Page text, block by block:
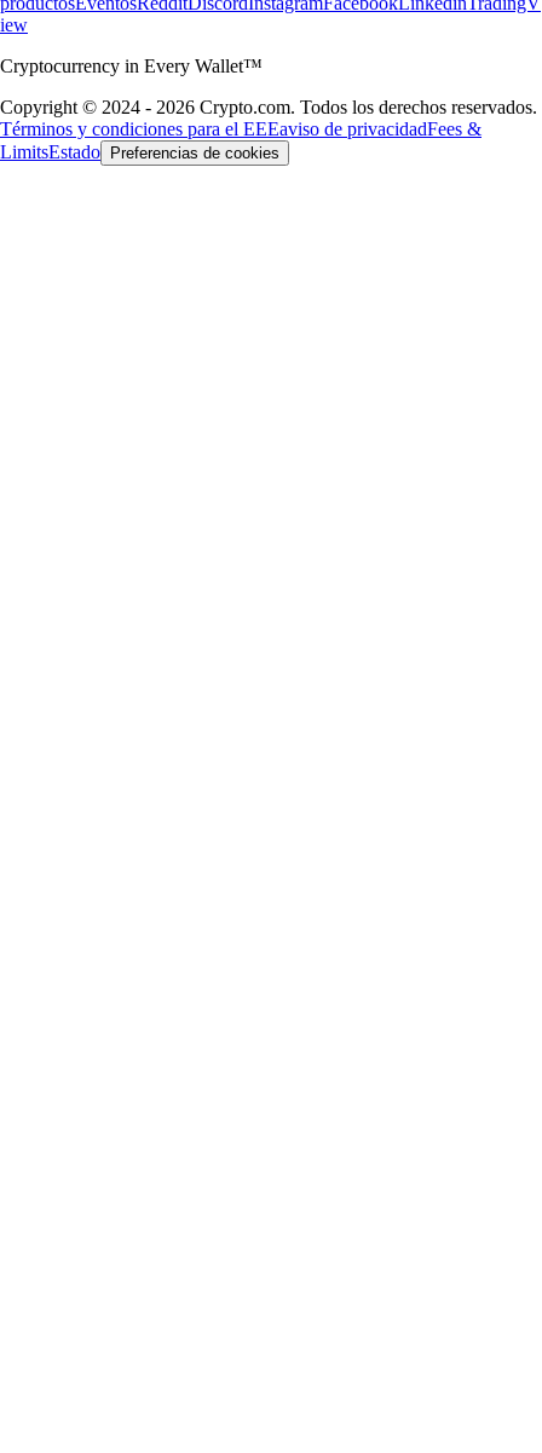
iew
Cryptocurrency in Every Wallet™
Copyright © 2024 - 2026 Crypto.com. Todos los derechos reservados.
Términos y condiciones para el EEEaviso de privacidadFees &
LimitsEstado Preferencias de cookies